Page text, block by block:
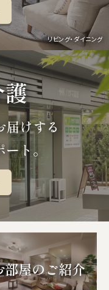
リビング・ダイニング
けする
ト。
部屋のご紹介